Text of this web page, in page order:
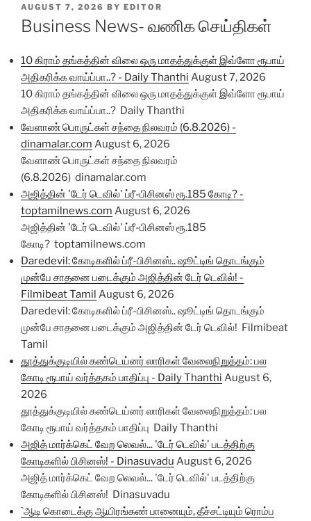
POSTED
ON
AUGUST 7, 2026 BY EDITOR
Business News- வணிக செய்திகள்
10 கிராம் தங்கத்தின் விலை ஒரு மாதத்துக்குள் இவ்ளோ ரூபாய்
அதிகரிக்க வாய்ப்பா..? - Daily Thanthi August 7, 2026
10 கிராம் தங்கத்தின் விலை ஒரு மாதத்துக்குள் இவ்ளோ ரூபாய்
அதிகரிக்க வாய்ப்பா..? Daily Thanthi
வேளாண் பொருட்கள் சந்தை நிலவரம் (6.8.2026) -
dinamalar.com August 6, 2026
வேளாண் பொருட்கள் சந்தை நிலவரம்
(6.8.2026) dinamalar.com
அஜித்தின் 'டேர் டெவில்' ப்ரீ-பிசினஸ் ரூ.185 கோடி? -
toptamilnews.com August 6, 2026
அஜித்தின் 'டேர் டெவில்' ப்ரீ-பிசினஸ் ரூ.185
கோடி? toptamilnews.com
Daredevil: கோடிகளில் ப்ரீ-பிசினஸ்.. ஷூட்டிங் தொடங்கும்
முன்பே சாதனை படைக்கும் அஜித்தின் டேர் டெவில்! -
Filmibeat Tamil August 6, 2026
Daredevil: கோடிகளில் ப்ரீ-பிசினஸ்.. ஷூட்டிங் தொடங்கும்
முன்பே சாதனை படைக்கும் அஜித்தின் டேர் டெவில்! Filmibeat
Tamil
தூத்துக்குடியில் கண்டெய்னர் லாரிகள் வேலைநிறுத்தம்: பல
கோடி ரூபாய் வர்த்தகம் பாதிப்பு - Daily Thanthi August 6,
2026
தூத்துக்குடியில் கண்டெய்னர் லாரிகள் வேலைநிறுத்தம்: பல
கோடி ரூபாய் வர்த்தகம் பாதிப்பு Daily Thanthi
அஜித் மார்க்கெட் வேற லெவல்... 'டேர் டெவில்' படத்திற்கு
கோடிகளில் பிசினஸ்! - Dinasuvadu August 6, 2026
அஜித் மார்க்கெட் வேற லெவல்... 'டேர் டெவில்' படத்திற்கு
கோடிகளில் பிசினஸ்! Dinasuvadu
`ஆடி கொடைக்கு ஆயிரங்கண் பானையும், தீச்சட்டியும் ரொம்ப